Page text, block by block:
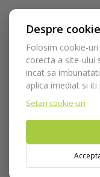
Despre
Folosim cookie-
corecta a site-ului
incat sa
aplica imediat si
Setari cookie-uri
Acasa Instrumentar
Departatoare
cod 890/2
Nu puteti plasa
(United States).